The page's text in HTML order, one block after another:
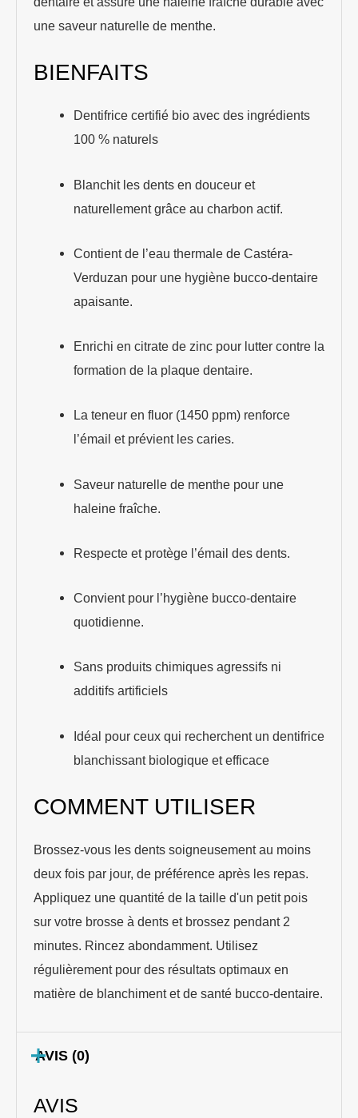
une saveur naturelle de menthe.
BIENFAITS
Dentifrice certifié bio avec des ingrédients
100 % naturels
Blanchit les dents en douceur et
naturellement grâce au charbon actif.
Contient de l’eau thermale de Castéra-
Verduzan pour une hygiène bucco-dentaire
apaisante.
Enrichi en citrate de zinc pour lutter contre la
formation de la plaque dentaire.
La teneur en fluor (1450 ppm) renforce
l’émail et prévient les caries.
Saveur naturelle de menthe pour une
haleine fraîche.
Respecte et protège l’émail des dents.
Convient pour l’hygiène bucco-dentaire
quotidienne.
Sans produits chimiques agressifs ni
additifs artificiels
Idéal pour ceux qui recherchent un dentifrice
blanchissant biologique et efficace
COMMENT UTILISER
Brossez-vous les dents soigneusement au moins
deux fois par jour, de préférence après les repas.
Appliquez une quantité de la taille d'un petit pois
sur votre brosse à dents et brossez pendant 2
minutes. Rincez abondamment. Utilisez
régulièrement pour des résultats optimaux en
matière de blanchiment et de santé bucco-dentaire.
AVIS (0)
AVIS